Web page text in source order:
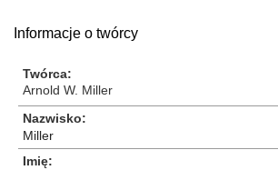
Informacje o twórcy
Twórca
Arnold W. Miller
Nazwisko
Miller
Imię